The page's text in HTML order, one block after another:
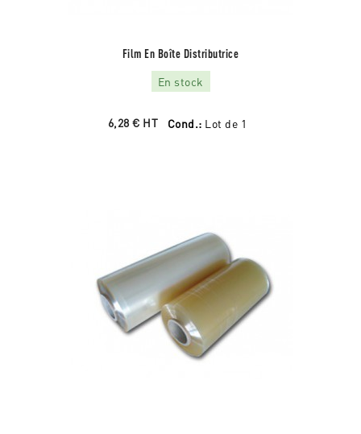
Film En Boîte Distributrice
En stock
6,28 € HT Cond.: Lot de 1